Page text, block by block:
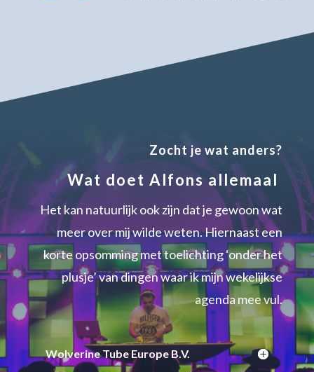
Zocht je wat anders?
Wat doet Alfons allemaal
Het kan natuurlijk ook zijn dat je gewoon wat
meer over mij wilde weten. Hiernaast een
korte opsomming met toelichting ‘onder het
plusje’ van dingen waar ik mijn wekelijkse
agenda mee vul.
Wolverine Tube Europe B.V.